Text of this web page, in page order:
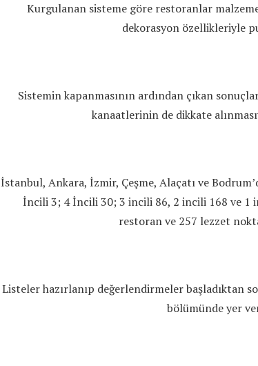
Kurgulanan sisteme göre restoranlar
dekorasyon özellikleriyle
Sistemin kapanmasının ardından çıkan
kanaatlerinin de dikkate
İstanbul, Ankara, İzmir, Çeşme, Alaçatı ve
İncili 3; 4 İncili 30; 3 incili 86, 2 incili 168 ve 1
restoran ve 257 lezzet
Listeler hazırlanıp değerlendirmeler başladıktan
bölümünde yer